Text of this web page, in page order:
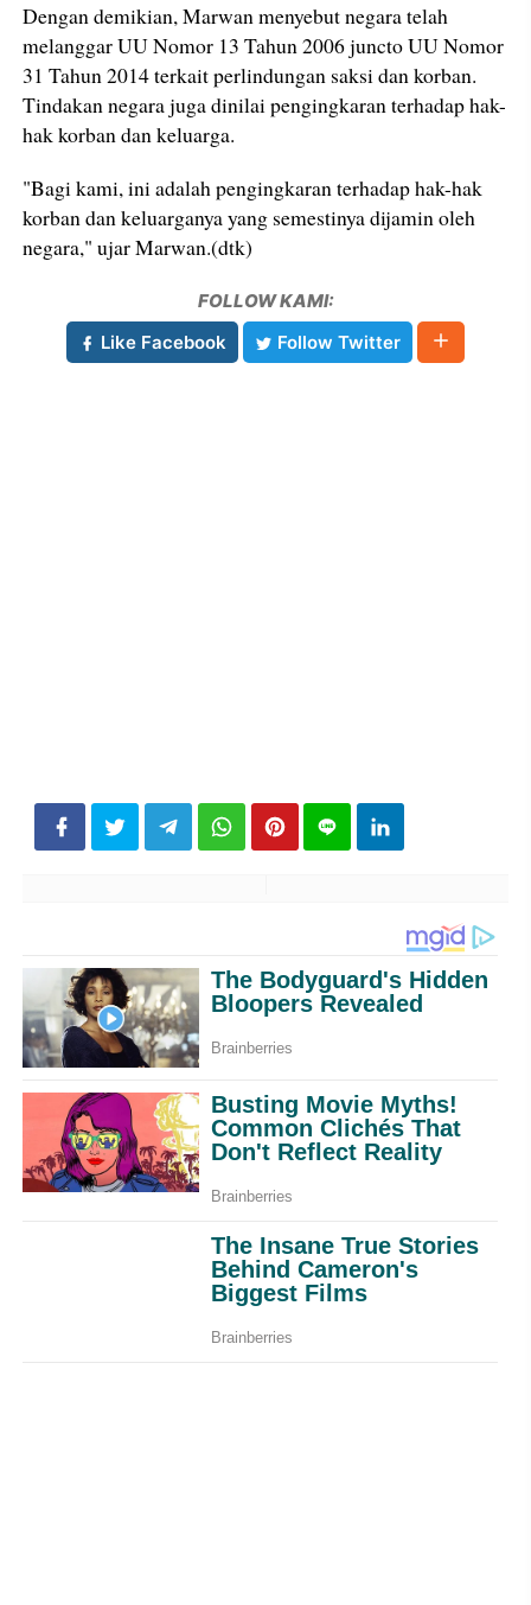
Dengan demikian, Marwan menyebut negara telah
melanggar UU Nomor 13 Tahun 2006 juncto UU Nomor
31 Tahun 2014 terkait perlindungan saksi dan korban.
Tindakan negara juga dinilai pengingkaran terhadap hak-
hak korban dan keluarga.
"Bagi kami, ini adalah pengingkaran terhadap hak-hak
korban dan keluarganya yang semestinya dijamin oleh
negara," ujar Marwan.(dtk)
FOLLOW KAMI:
Like Facebook
Follow Twitter